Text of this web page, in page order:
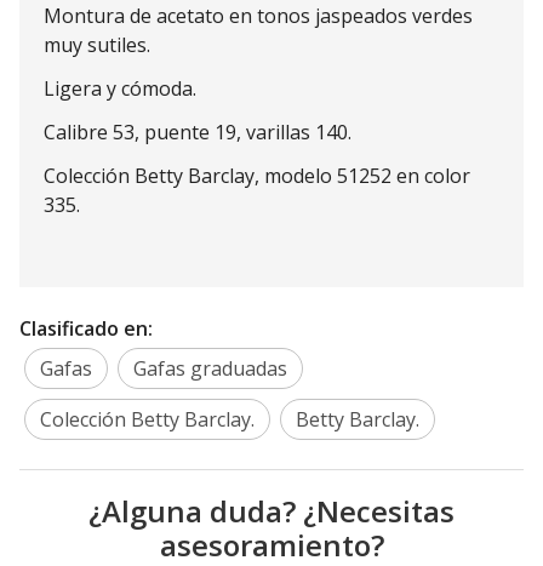
Montura de acetato en tonos jaspeados verdes
muy sutiles.
Ligera y cómoda.
Calibre 53, puente 19, varillas 140.
Colección Betty Barclay, modelo 51252 en color
335.
Clasificado en:
Gafas
Gafas graduadas
Colección Betty Barclay.
Betty Barclay.
¿Alguna duda? ¿Necesitas
asesoramiento?